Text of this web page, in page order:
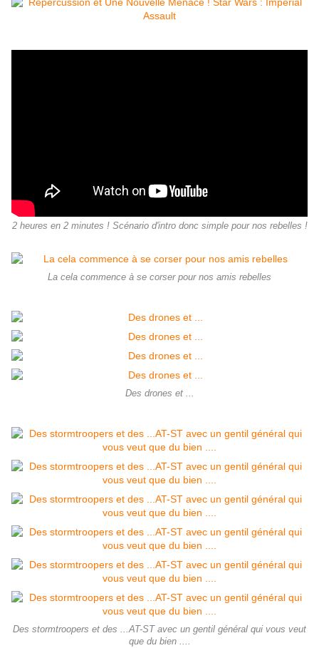
2 heures en 2 minutes ! Scénario d'intro donc simple pour nos rebelles !
La cela commence à se corser pour nos amis rebelles
Des drones et ...
Des stormtroopers et des ...AT-ST avec un gentil général qui vous veut
que du bien ....